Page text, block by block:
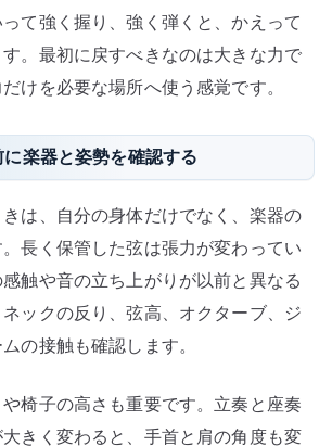
て強く握り、強く弾くと、かえって
。最初に戻すべきなのは大きな力で
けを必要な場所へ使う感覚です。
楽器と姿勢を確認する
は、自分の身体だけでなく、楽器の
長く保管した弦は張力が変わってい
触や音の立ち上がりが以前と異なる
ックの反り、弦高、オクターブ、ジ
の接触も確認します。
椅子の高さも重要です。立奏と座奏
きく変わると、手首と肩の角度も変